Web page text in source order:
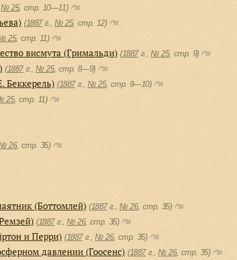
№ 25, cтр. 10—11)
(1887г.,№ 25, cтр. 12)
25, cтр. 11)
висмута (Гримальди) (1887г.,№ 25, cтр. 9)
(1887г.,№ 25, cтр. 8—9)
Беккерель) (1887г.,№ 25, cтр. 9—10)
25, cтр. 11)
26, cтр. 35)
(Боттомлей) (1887г.,№ 26, cтр. 35)
(1887г.,№ 26, cтр. 35)
и Перри) (1887г.,№ 26, cтр. 35)
давлении (Гоосенс) (1887г.,№ 26, cтр. 35)